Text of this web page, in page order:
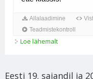
Loe lähemalt
Eesti 19. sajandil ja